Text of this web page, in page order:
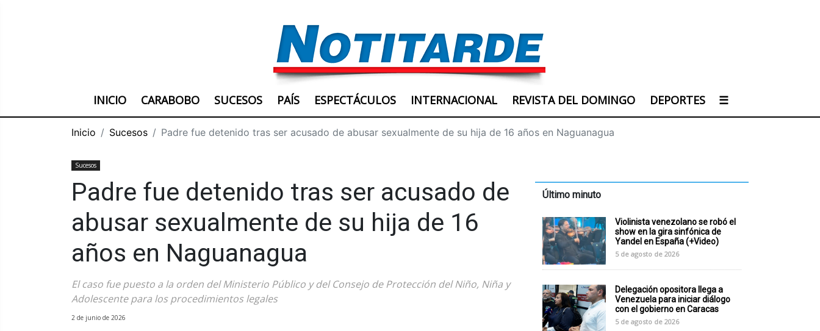
INICIO CARABOBO SUCESOS PAÍS ESPECTÁCULOS INTERNACIONAL REVISTA DEL DOMINGO DEPORTES ☰
Inicio Sucesos Padre fue detenido tras ser acusado de abusar sexualmente de su hija de 16 años en Naguanagua
Sucesos
Padre fue detenido tras ser acusado de
abusar sexualmente de su hija de 16
años en Naguanagua
El caso fue puesto a la orden del Ministerio Público y del Consejo de Protección del Niño, Niña y
Adolescente para los procedimientos legales
2 de junio de 2026
Último minuto
Violinista venezolano se robó el
show en la gira sinfónica de
Yandel en España (+Video)
5 de agosto de 2026
Delegación opositora llega a
Venezuela para iniciar diálogo
con el gobierno en Caracas
5 de agosto de 2026